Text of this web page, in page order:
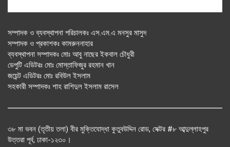
সম্পাদক ও ব্যবস্থাপনা পরিচালকঃ এস.এম.এ মনসুর মাসুদ
সম্পাদক ও প্রকাশকঃ কামরুননাহার
ব্যবস্থাপনা সম্পাদকঃ মোঃ আবু নাছের ইকবাল চৌধুরী
ডেপুটি এডিটরঃ মোঃ মোস্তাফিজুর রহমান খান
জয়েন্ট এডিটরঃ মোঃ রবিউল ইসলাম
সহকারী সম্পাদকঃ শাহ রাশিদুল ইসলাম রাসেল
৩৮ মা ভবন (তৃতীয় তলা) বীর মুক্তিযোদ্ধা কুতুবউদ্দিন রোড, সেক্টর #৮ আব্দুল্লাহপুর
উত্তরা পূর্ব, ঢাকা-১২৩০।